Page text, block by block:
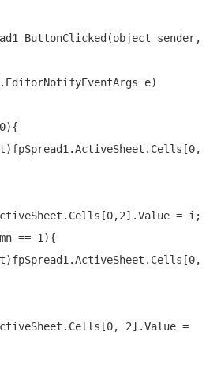
object sender,
e)
)fpSpread1.ActiveSheet.Cells[0,
== 1){
)fpSpread1.ActiveSheet.Cells[0,